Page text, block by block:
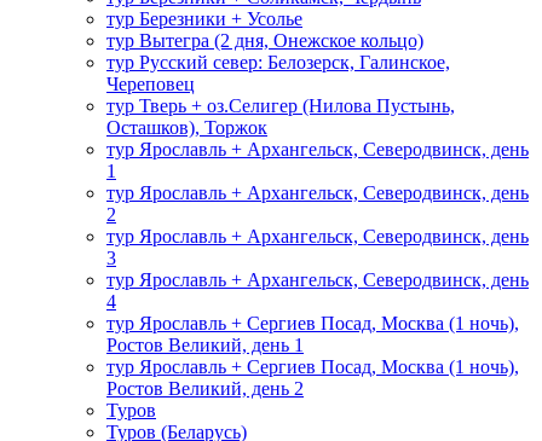
тур Березники + Усолье
тур Вытегра (2 дня, Онежское кольцо)
тур Русский север: Белозерск, Галинское,
Череповец
тур Тверь + оз.Селигер (Нилова Пустынь,
Осташков), Торжок
тур Ярославль + Архангельск, Северодвинск, день
1
тур Ярославль + Архангельск, Северодвинск, день
2
тур Ярославль + Архангельск, Северодвинск, день
3
тур Ярославль + Архангельск, Северодвинск, день
4
тур Ярославль + Сергиев Посад, Москва (1 ночь),
Ростов Великий, день 1
тур Ярославль + Сергиев Посад, Москва (1 ночь),
Ростов Великий, день 2
Туров
Туров (Беларусь)